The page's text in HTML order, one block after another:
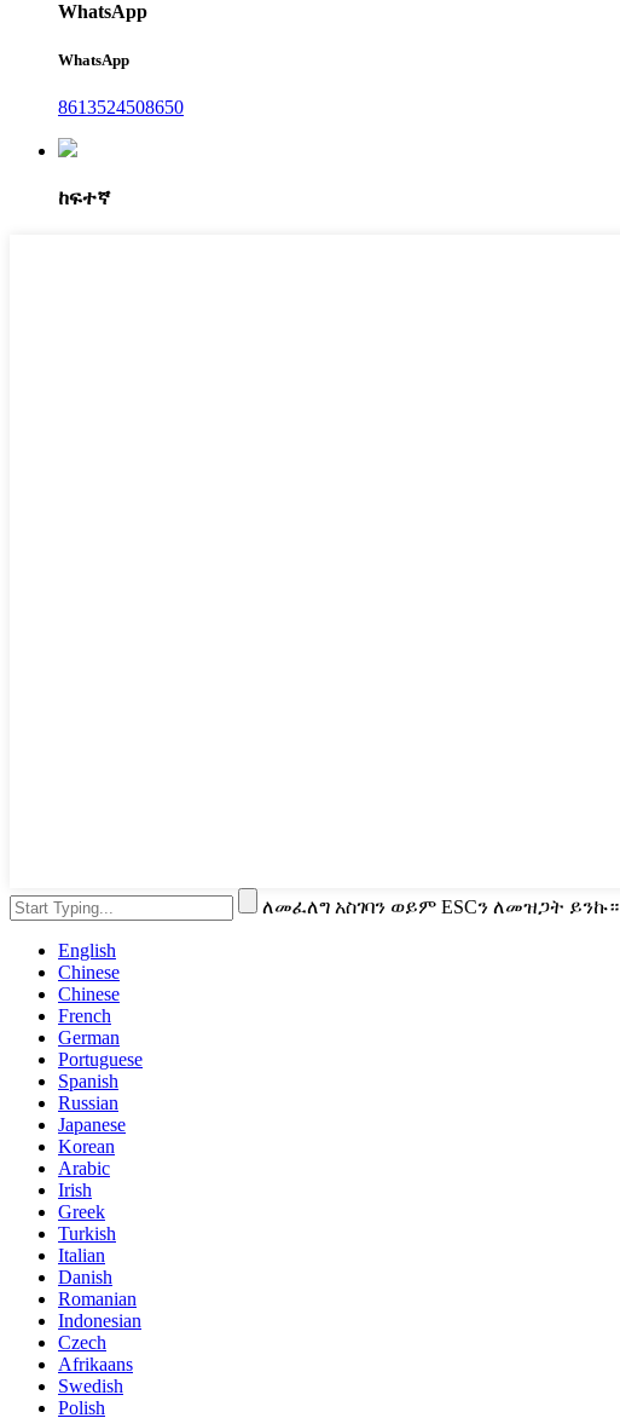
WhatsApp
WhatsApp
8613524508650
ከፍተኛ
ለመፈለግ አስገባን ወይም ESCን ለመዝጋት ይንኩ።
English
Chinese
Chinese
French
German
Portuguese
Spanish
Russian
Japanese
Korean
Arabic
Irish
Greek
Turkish
Italian
Danish
Romanian
Indonesian
Czech
Afrikaans
Swedish
Polish